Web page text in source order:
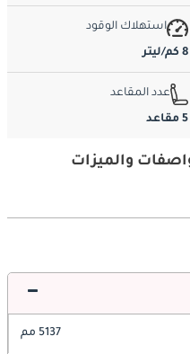
استهلاك الوقود
8 كم/ليتر
عدد المقاعد
5 مقاعد
5137 مم